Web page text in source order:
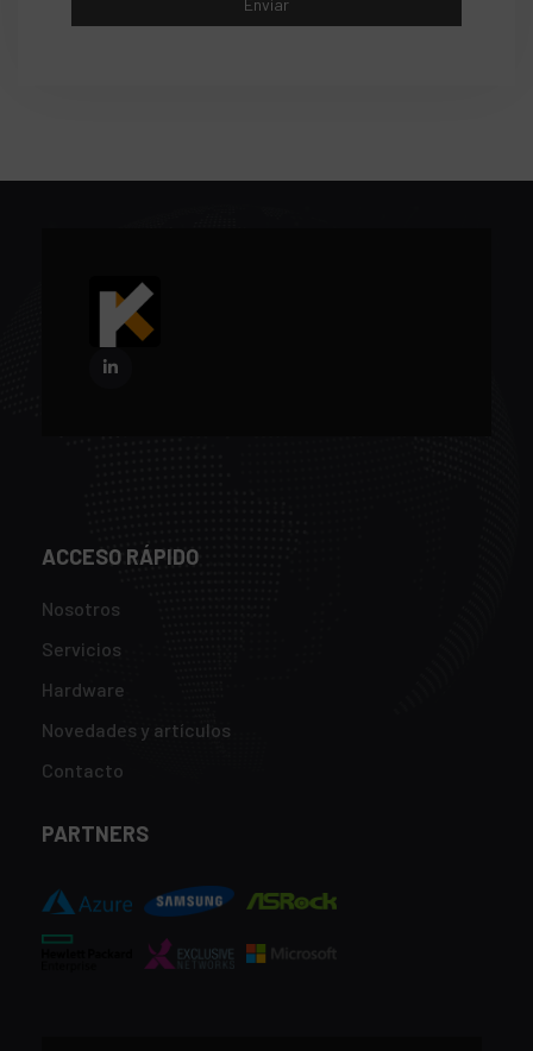
ACCESO RÁPIDO
Nosotros
Servicios
Hardware
Novedades y artículos
Contacto
PARTNERS